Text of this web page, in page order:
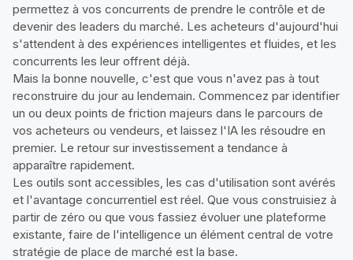
permettez à vos concurrents de prendre le contrôle et de
devenir des leaders du marché. Les acheteurs d'aujourd'hui
s'attendent à des expériences intelligentes et fluides, et les
concurrents les leur offrent déjà.
Mais la bonne nouvelle, c'est que vous n'avez pas à tout
reconstruire du jour au lendemain. Commencez par identifier
un ou deux points de friction majeurs dans le parcours de
vos acheteurs ou vendeurs, et laissez l'IA les résoudre en
premier. Le retour sur investissement a tendance à
apparaître rapidement.
Les outils sont accessibles, les cas d'utilisation sont avérés
et l'avantage concurrentiel est réel. Que vous construisiez à
partir de zéro ou que vous fassiez évoluer une plateforme
existante, faire de l'intelligence un élément central de votre
stratégie de place de marché est la base.